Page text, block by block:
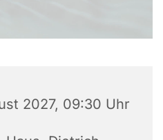
2027, 09:30 Uhr